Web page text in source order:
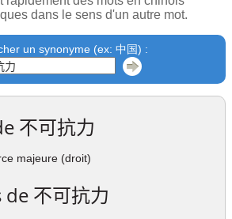
dans le sens d'un autre mot.
un synonyme (ex: 中国) :
不可抗力
majeure (droit)
de 不可抗力